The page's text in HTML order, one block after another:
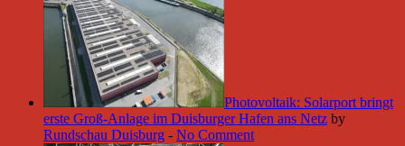
Photovoltaik: Solarport bringt
erste Groß-Anlage im Duisburger Hafen ans Netz by
Rundschau Duisburg - No Comment